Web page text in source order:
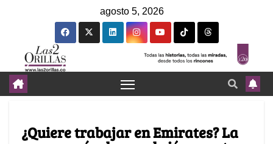
agosto 5, 2026
¿Quiere trabajar en Emirates? La